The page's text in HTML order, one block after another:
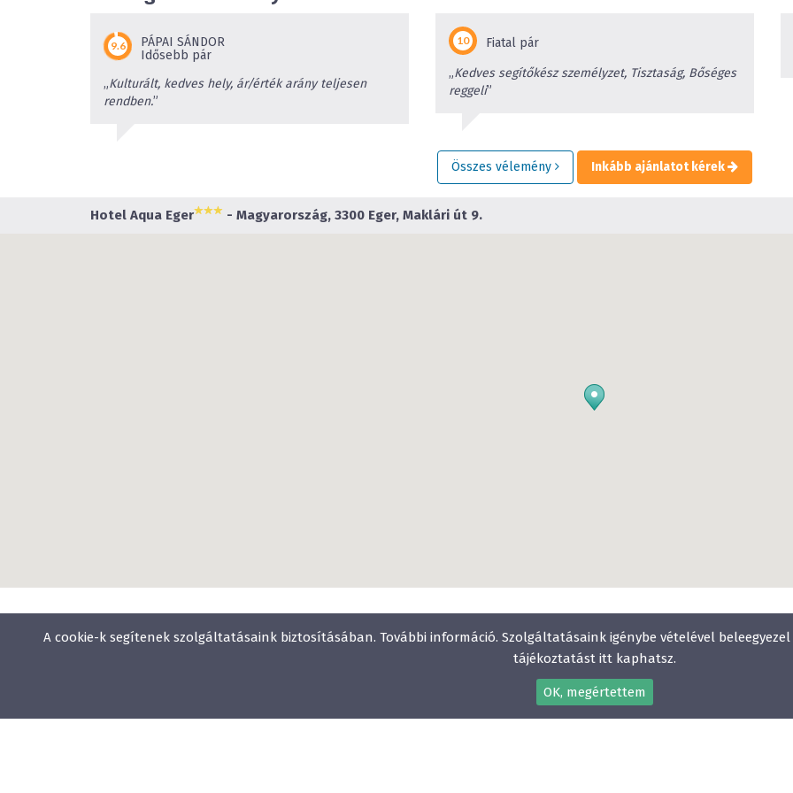
A cookie-k segítenek szolgáltatásaink biztosításában. További információ. Szolgáltatásaink igénybe vételével
tájékoztatást itt kaphatsz.
OK, megértettem
PÁPAI SÁNDOR
Idősebb pár
„Kulturált, kedves hely, ár/érték arány teljesen
rendben.”
Fiatal pár
„Kedves segítőkész személyzet, Tisztaság, Bőséges
reggeli”
Összes vélemény Inkább ajánlatot kérek
Hotel Aqua Eger - Magyarország, 3300 Eger, Maklári út 9.